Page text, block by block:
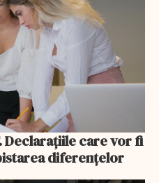
Declarațiile care vor fi
diferențelor